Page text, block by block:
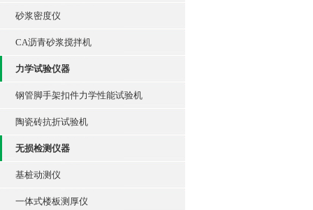
砂浆密度仪
CA沥青砂浆搅拌机
力学试验仪器
钢管脚手架扣件力学性能试验机
陶瓷砖抗折试验机
无损检测仪器
基桩动测仪
一体式楼板测厚仪